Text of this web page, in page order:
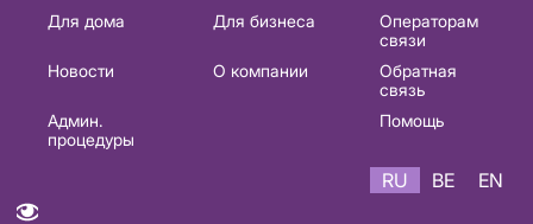
Основная
навигация
Для дома Для бизнеса
Операторам
связи
Новости
О компании
Обратная
связь
Админ.
процедуры
Помощь
RU BE EN